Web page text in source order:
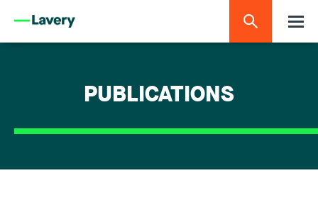
PUBLICATIONS